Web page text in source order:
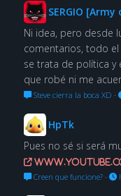
SERGIO
Ni idea, pero desde
comentarios, todo
se trata de política y
que robé ni me
Steve cierra la boca XD ·
HpTk
Pues no sé si será
Creen que funcione?·